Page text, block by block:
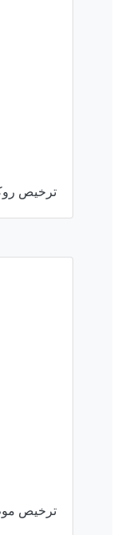
ترخیص
ترخیص